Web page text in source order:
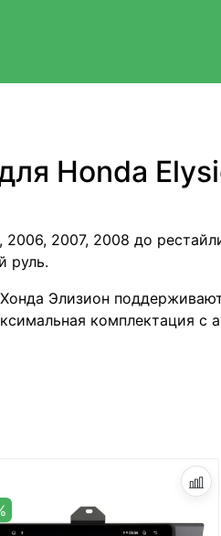
Honda
2007, 2008 до
руль.
Элизион
комплектация с